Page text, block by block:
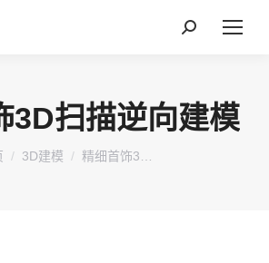
搜
3D扫描逆向建模
这里：
3D建模 精细首饰3…